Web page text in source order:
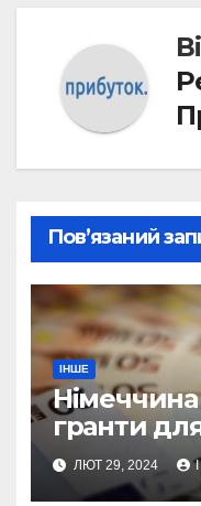
Пов’язаний
ІНШЕ
гранти
ЛЮТ 29, 2024